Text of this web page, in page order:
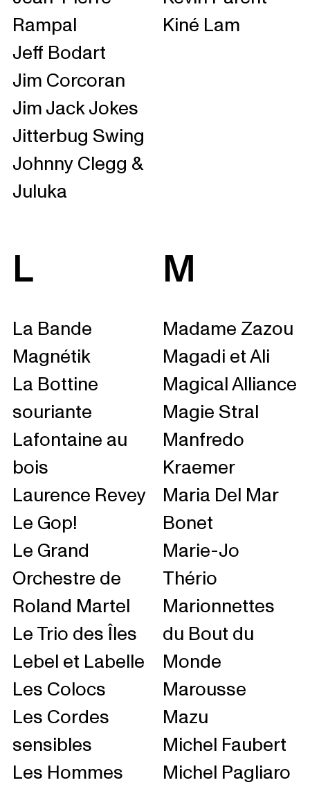
Rampal
Jeff Bodart
Jim Corcoran
Jim Jack Jokes
Jitterbug Swing
Johnny Clegg &
Juluka
Kiné Lam
L
La Bande
Magnétik
La Bottine
souriante
Lafontaine au
bois
Laurence Revey
Le Gop!
Le Grand
Orchestre de
Roland Martel
Le Trio des Îles
Lebel et Labelle
Les Colocs
Les Cordes
sensibles
Les Hommes
M
Madame Zazou
Magadi et Ali
Magical Alliance
Magie Stral
Manfredo
Kraemer
Maria Del Mar
Bonet
Marie-Jo
Thério
Marionnettes
du Bout du
Monde
Marousse
Mazu
Michel Faubert
Michel Pagliaro